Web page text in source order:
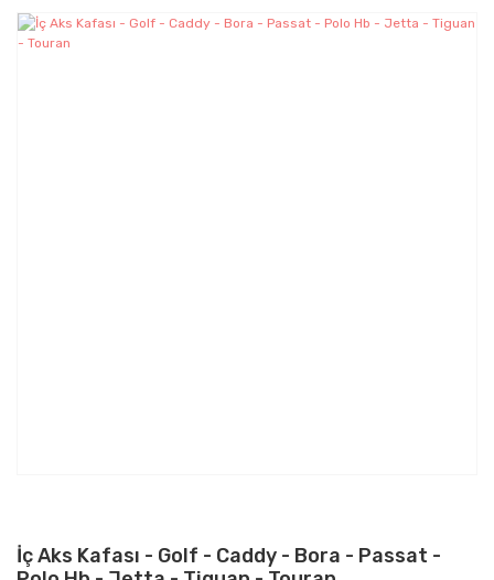
İç Aks Kafası - Golf - Caddy - Bora - Passat -